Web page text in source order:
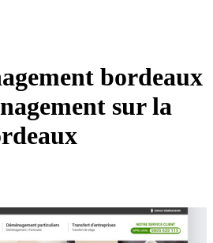
bordeaux
sur la